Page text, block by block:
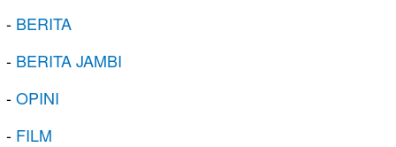
- BERITA
- BERITA JAMBI
-OPINI
- FILM